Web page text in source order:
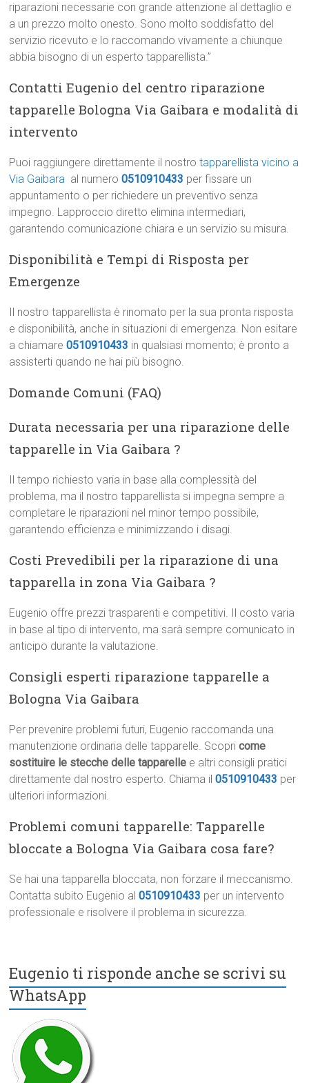
riparazioni necessarie con grande attenzione al dettaglio e
a un prezzo molto onesto. Sono molto soddisfatto del
servizio ricevuto e lo raccomando vivamente a chiunque
abbia bisogno di un esperto tapparellista.”
Contatti Eugenio del centro riparazione
tapparelle Bologna Via Gaibara e modalità di
intervento
Puoi raggiungere direttamente il nostrotapparellista vicino a
Via Gaibara al numero0510910433 per fissare un
appuntamento o per richiedere un preventivo senza
impegno. Lapproccio diretto elimina intermediari,
garantendo comunicazione chiara e un servizio su misura.
Disponibilità e Tempi di Risposta per
Emergenze
Il nostro tapparellista è rinomato per la sua pronta risposta
e disponibilità, anche in situazioni di emergenza. Non esitare
a chiamare0510910433 in qualsiasi momento; è pronto a
assisterti quando ne hai più bisogno.
Domande Comuni (FAQ)
Durata necessaria per una riparazione delle
tapparelle in Via Gaibara ?
Il tempo richiesto varia in base alla complessità del
problema, ma il nostro tapparellista si impegna sempre a
completare le riparazioni nel minor tempo possibile,
garantendo efficienza e minimizzando i disagi.
Costi Prevedibili per la riparazione di una
tapparella in zona Via Gaibara ?
Eugenio offre prezzi trasparenti e competitivi. Il costo varia
in base al tipo di intervento, ma sarà sempre comunicato in
anticipo durante la valutazione.
Consigli esperti riparazione tapparelle a
Bologna Via Gaibara
Per prevenire problemi futuri, Eugenio raccomanda una
manutenzione ordinaria delle tapparelle. Scopricome
sostituire le stecche delle tapparelle e altri consigli pratici
direttamente dal nostro esperto. Chiama il0510910433 per
ulteriori informazioni.
Problemi comuni tapparelle: Tapparelle
bloccate a Bologna Via Gaibara cosa fare?
Se hai una tapparella bloccata, non forzare il meccanismo.
Contatta subito Eugenio al0510910433 per un intervento
professionale e risolvere il problema in sicurezza.
Eugenio ti risponde anche se scrivi su
WhatsApp